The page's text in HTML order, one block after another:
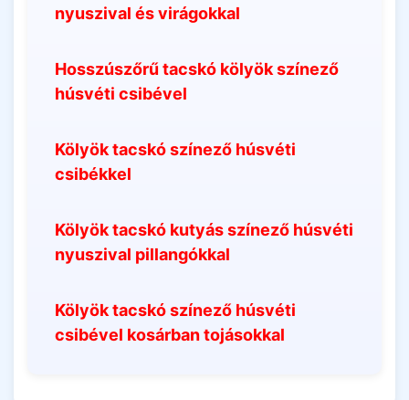
nyuszival és virágokkal
Hosszúszőrű tacskó kölyök színező
húsvéti csibével
Kölyök tacskó színező húsvéti
csibékkel
Kölyök tacskó kutyás színező húsvéti
nyuszival pillangókkal
Kölyök tacskó színező húsvéti
csibével kosárban tojásokkal